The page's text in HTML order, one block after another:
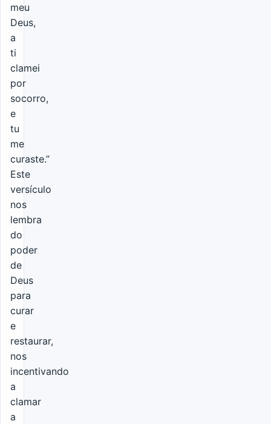
meu
Deus,
a
ti
clamei
por
socorro,
e
tu
me
curaste.”
Este
versículo
nos
lembra
do
poder
de
Deus
para
curar
e
restaurar,
nos
incentivando
a
clamar
a